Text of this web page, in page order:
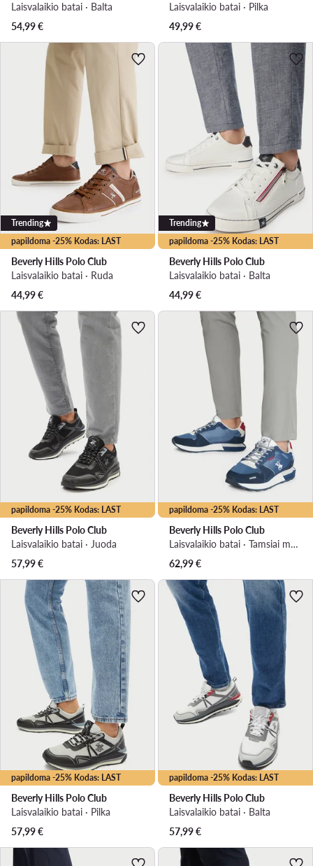
Laisvalaikio batai · Balta
54,99€
Laisvalaikio batai · Pilka
49,99€
papildoma -25% Kodas: LAST
Trending
Beverly Hills Polo Club
Laisvalaikio batai · Ruda
44,99€
papildoma -25% Kodas: LAST
Trending
Beverly Hills Polo Club
Laisvalaikio batai · Balta
44,99€
papildoma -25% Kodas: LAST
Beverly Hills Polo Club
Laisvalaikio batai · Juoda
57,99€
papildoma -25% Kodas: LAST
Beverly Hills Polo Club
Laisvalaikio batai · Tamsiai mėlyna
62,99€
papildoma -25% Kodas: LAST
Beverly Hills Polo Club
Laisvalaikio batai · Pilka
57,99€
papildoma -25% Kodas: LAST
Beverly Hills Polo Club
Laisvalaikio batai · Balta
57,99€